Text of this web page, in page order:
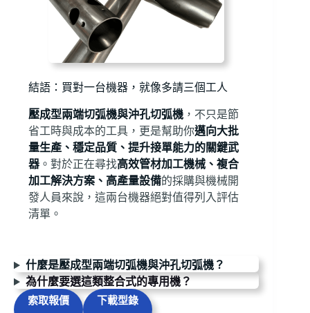
結語：買對一台機器，就像多請三個工人
壓成型兩端切弧機與沖孔切弧機 ，不只是節
省工時與成本的工具，更是幫助你邁向大批
量生產、穩定品質、提升接單能力的關鍵武
器 。對於正在尋找高效管材加工機械、複合
加工解決方案、高產量設備的採購與機械開
發人員來說，這兩台機器絕對值得列入評估
清單。
什麼是壓成型兩端切弧機與沖孔切弧機？
為什麼要選這類整合式的專用機？
索取報價
下載型錄